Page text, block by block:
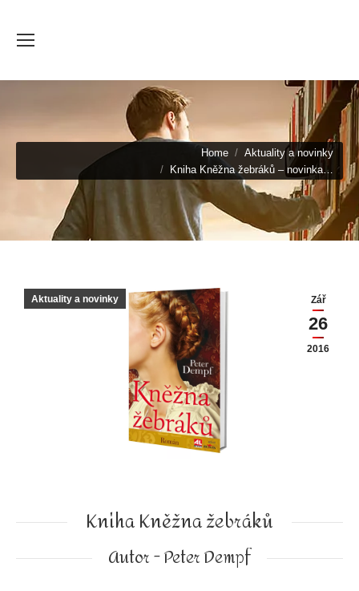
Home
Aktuality a novinky
Kniha Kněžna žebráků – novinka…
Zář
26
2016
Aktuality a novinky
Kniha Kněžna žebráků
Autor - Peter Dempf